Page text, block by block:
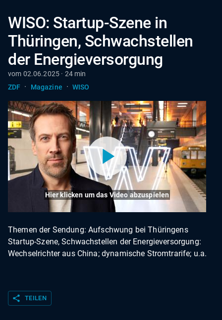
WISO: Startup-Szene in
Thüringen, Schwachstellen
der Energieversorgung
vom 02.06.2025 · 24 min
ZDF · Magazine · WISO
Hier klicken um das Video abzuspielen
Themen der Sendung: Aufschwung bei Thüringens
Startup-Szene, Schwachstellen der Energieversorgung:
Wechselrichter aus China; dynamische Stromtrarife; u.a.
share TEILEN